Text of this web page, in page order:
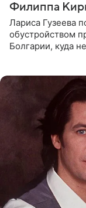
Филиппа
Лариса Гузеева
обустройством
Болгарии, куда